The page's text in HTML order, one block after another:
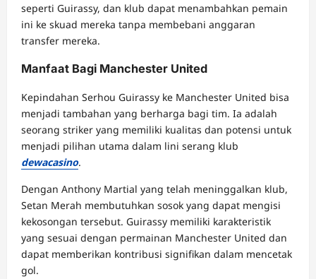
seperti Guirassy, dan klub dapat menambahkan pemain
ini ke skuad mereka tanpa membebani anggaran
transfer mereka.
Manfaat Bagi Manchester United
Kepindahan Serhou Guirassy ke Manchester United bisa
menjadi tambahan yang berharga bagi tim. Ia adalah
seorang striker yang memiliki kualitas dan potensi untuk
menjadi pilihan utama dalam lini serang klub
dewacasino.
Dengan Anthony Martial yang telah meninggalkan klub,
Setan Merah membutuhkan sosok yang dapat mengisi
kekosongan tersebut. Guirassy memiliki karakteristik
yang sesuai dengan permainan Manchester United dan
dapat memberikan kontribusi signifikan dalam mencetak
gol.